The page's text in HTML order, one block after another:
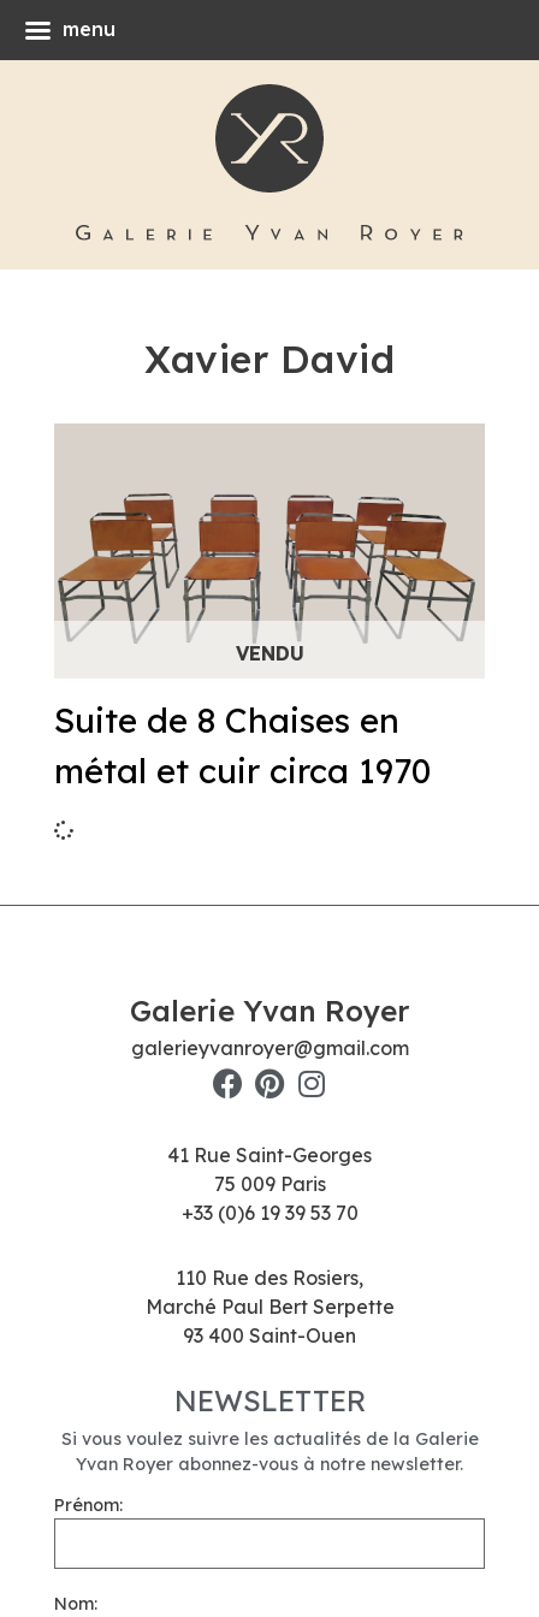
Xavier David
Suite de 8 Chaises en
métal et cuir circa 1970
Galerie Yvan Royer
galerieyvanroyer@gmail.com
41 Rue Saint-Georges
75 009 Paris
+33 (0)6 19 39 53 70
110 Rue des Rosiers,
Marché Paul Bert Serpette
93 400 Saint-Ouen
NEWSLETTER
Si vous voulez suivre les actualités de la Galerie
Yvan Royer abonnez-vous à notre newsletter.
Prénom:
Nom:
menu